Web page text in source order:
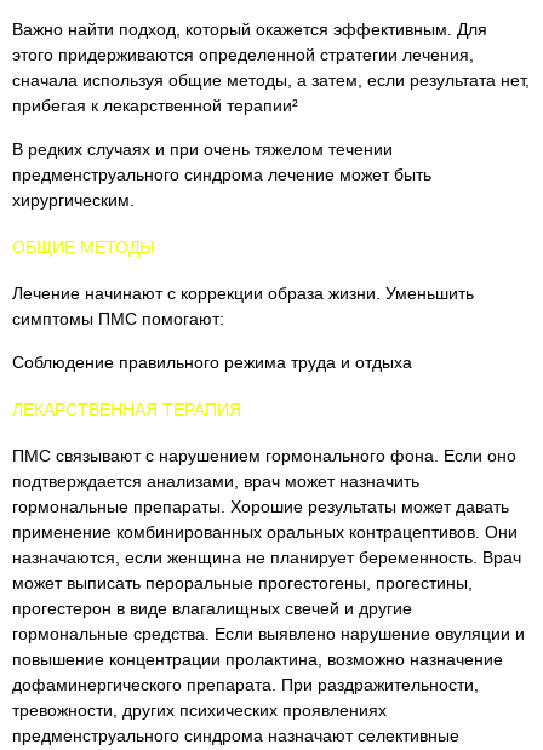
Важно найти подход, который окажется эффективным. Для
этого придерживаются определенной стратегии лечения,
сначала используя общие методы, а затем, если результата нет,
прибегая к лекарственной терапии²
В редких случаях и при очень тяжелом течении
предменструального синдрома лечение может быть
хирургическим.
ОБЩИЕ МЕТОДЫ
Лечение начинают с коррекции образа жизни. Уменьшить
симптомы ПМС помогают:
Соблюдение правильного режима труда и отдыха
ЛЕКАРСТВЕННАЯ ТЕРАПИЯ
ПМС связывают с нарушением гормонального фона. Если оно
подтверждается анализами, врач может назначить
гормональные препараты. Хорошие результаты может давать
применение комбинированных оральных контрацептивов. Они
назначаются, если женщина не планирует беременность. Врач
может выписать пероральные прогестогены, прогестины,
прогестерон в виде влагалищных свечей и другие
гормональные средства. Если выявлено нарушение овуляции и
повышение концентрации пролактина, возможно назначение
дофаминергического препарата. При раздражительности,
тревожности, других психических проявлениях
предменструального синдрома назначают селективные